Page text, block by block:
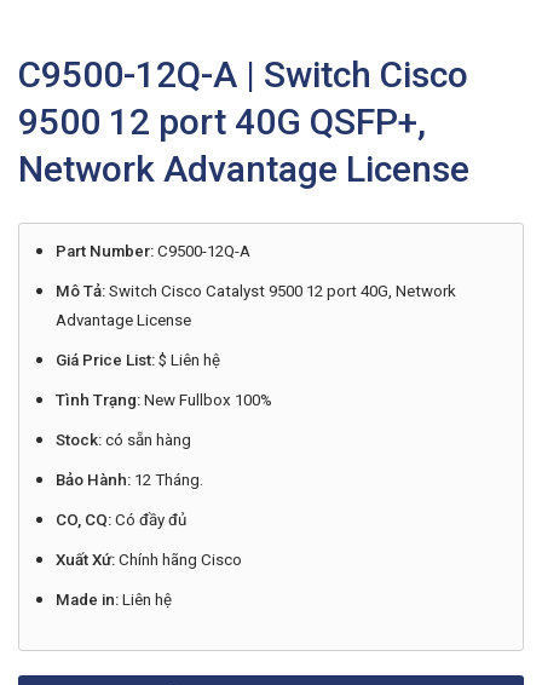
C9500-12Q-A | Switch Cisco
9500 12 port 40G QSFP+,
Network Advantage License
Part Number:C9500-12Q-A
Mô Tả:Switch Cisco Catalyst 9500 12 port 40G, Network
Advantage License
Giá Price List:$ Liên hệ
Tình Trạng:New Fullbox 100%
Stock:có sẵn hàng
Bảo Hành: 12 Tháng.
CO, CQ: Có đầy đủ
Xuất Xứ:Chính hãng Cisco
Made in:Liên hệ